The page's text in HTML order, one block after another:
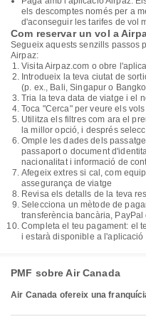
els descomptes només per a
d'aconseguir les tarifes de vol
Com reservar un vol a
Segueix aquests senzills passos
Airpaz:
Visita Airpaz.com o obre
Introdueix la teva ciutat de
(p. ex., Bali, Singapur o
Tria la teva data de viatge i el
Toca "Cerca" per veure els
Utilitza els filtres com ara el
la millor opció, i després
Omple les dades dels
passaport o document
nacionalitat i informació de
Afegeix extres si cal, com
assegurança de viatge
Revisa els detalls de la teva
Selecciona un mètode de
transferència bancària,
Completa el teu pagament: el
i estarà disponible a l'aplicació
PMF sobre Air Canada
Air Canada ofereix una